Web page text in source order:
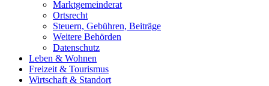
Marktgemeinderat
Ortsrecht
Steuern, Gebühren, Beiträge
Weitere Behörden
Datenschutz
Leben & Wohnen
Freizeit & Tourismus
Wirtschaft & Standort